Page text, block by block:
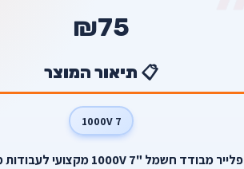
₪75
📋 תיאור המוצר
7 1000V
פלייר מבודד חשמל "7 1000V מקצועי לעבודות מסיביות.